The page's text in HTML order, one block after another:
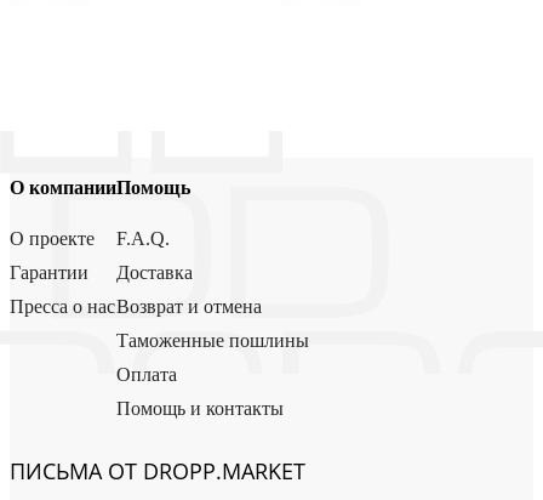
О компании
О проекте
Гарантии
Пресса о нас
Помощь
F.A.Q.
Доставка
Возврат и отмена
Таможенные пошлины
Оплата
Помощь и контакты
ПИСЬМА ОТ DROPP.MARKET